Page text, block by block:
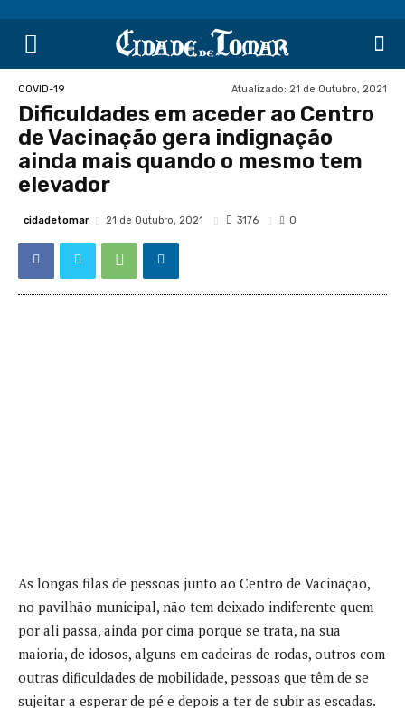
COVID-19 Atualizado: 21 de Outubro, 2021
Dificuldades em aceder ao Centro
de Vacinação gera indignação
ainda mais quando o mesmo tem
elevador
cidadetomar 21 de Outubro, 2021 3176 0
As longas filas de pessoas junto ao Centro de Vacinação,
no pavilhão municipal, não tem deixado indiferente quem
por ali passa, ainda por cima porque se trata, na sua
maioria, de idosos, alguns em cadeiras de rodas, outros com
outras dificuldades de mobilidade, pessoas que têm de se
sujeitar a esperar de pé e depois a ter de subir as escadas.